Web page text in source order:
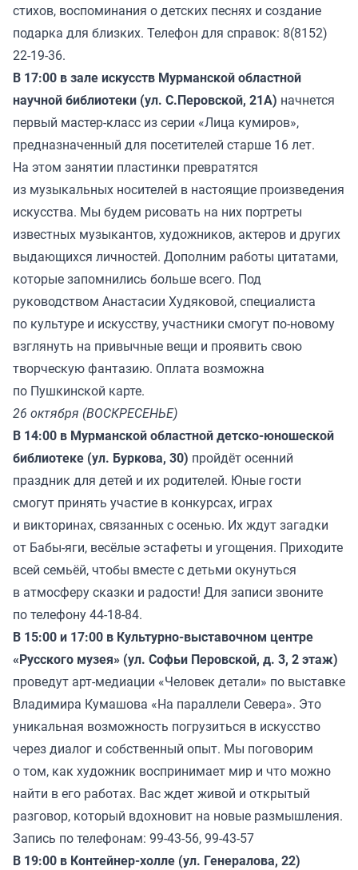
стихов, воспоминания о детских песнях и создание
подарка для близких. Телефон для справок: 8(8152)
22-19-36.
В 17:00 в зале искусств Мурманской областной
научной библиотеки (ул. С.Перовской, 21А) начнется
первый мастер-класс из серии «Лица кумиров»,
предназначенный для посетителей старше 16 лет.
На этом занятии пластинки превратятся
из музыкальных носителей в настоящие произведения
искусства. Мы будем рисовать на них портреты
известных музыкантов, художников, актеров и других
выдающихся личностей. Дополним работы цитатами,
которые запомнились больше всего. Под
руководством Анастасии Худяковой, специалиста
по культуре и искусству, участники смогут по-новому
взглянуть на привычные вещи и проявить свою
творческую фантазию. Оплата возможна
по Пушкинской карте.
26 октября (ВОСКРЕСЕНЬЕ)
В 14:00 в Мурманской областной детско-юношеской
библиотеке (ул. Буркова, 30) пройдёт осенний
праздник для детей и их родителей. Юные гости
смогут принять участие в конкурсах, играх
и викторинах, связанных с осенью. Их ждут загадки
от Бабы-яги, весёлые эстафеты и угощения. Приходите
всей семьёй, чтобы вместе с детьми окунуться
в атмосферу сказки и радости! Для записи звоните
по телефону 44-18-84.
В 15:00 и 17:00 в Культурно-выставочном центре
«Русского музея» (ул. Софьи Перовской, д. 3, 2 этаж)
проведут арт-медиации «Человек детали» по выставке
Владимира Кумашова «На параллели Севера». Это
уникальная возможность погрузиться в искусство
через диалог и собственный опыт. Мы поговорим
о том, как художник воспринимает мир и что можно
найти в его работах. Вас ждет живой и открытый
разговор, который вдохновит на новые размышления.
Запись по телефонам: 99-43-56, 99-43-57
В 19:00 в Контейнер-холле (ул. Генералова, 22)